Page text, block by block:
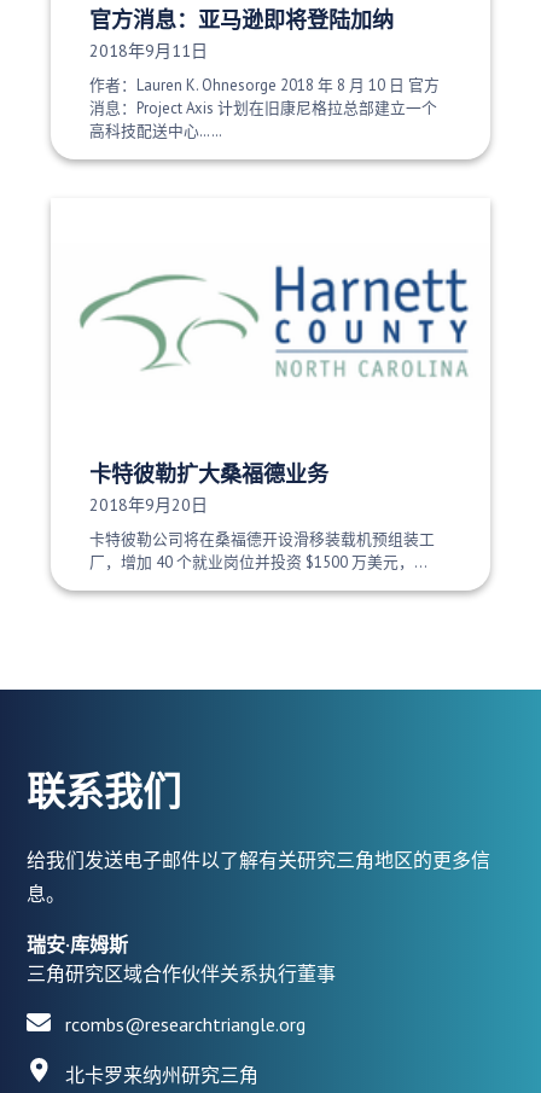
官方消息：亚马逊即将登陆加纳
发布日期：
2018年9月11日
作者：Lauren K. Ohnesorge 2018 年 8 月 10 日 官方
消息：Project Axis 计划在旧康尼格拉总部建立一个
高科技配送中心……
卡特彼勒扩大桑福德业务
发布日期：
2018年9月20日
卡特彼勒公司将在桑福德开设滑移装载机预组装工
厂，增加 40 个就业岗位并投资 $1500 万美元，...
联系我们
给我们发送电子邮件以了解有关研究三角地区的更多信
息。
瑞安·库姆斯
三角研究区域合作伙伴关系执行董事
rcombs@researchtriangle.org
北卡罗来纳州研究三角